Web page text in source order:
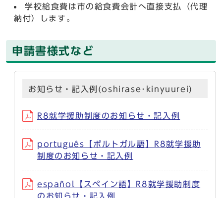
学校給食費は市の給食費会計へ直接支払（代理
納付）します。
申請書様式など
お知らせ・記入例(oshirase･kinyuurei)
R8就学援助制度のお知らせ・記入例
português【ポルトガル語】R8就学援助
制度のお知らせ・記入例
español【スペイン語】R8就学援助制度
のお知らせ・記入例